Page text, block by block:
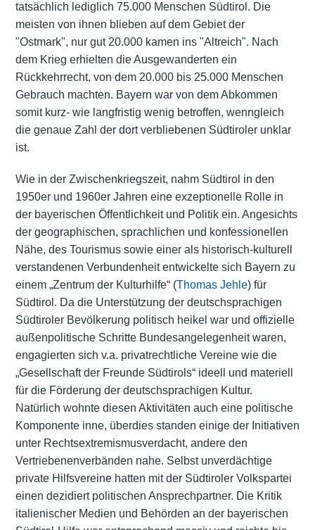
tatsächlich lediglich 75.000 Menschen Südtirol. Die
meisten von ihnen blieben auf dem Gebiet der
"Ostmark", nur gut 20.000 kamen ins "Altreich". Nach
dem Krieg erhielten die Ausgewanderten ein
Rückkehrrecht, von dem 20.000 bis 25.000 Menschen
Gebrauch machten. Bayern war von dem Abkommen
somit kurz- wie langfristig wenig betroffen, wenngleich
die genaue Zahl der dort verbliebenen Südtiroler unklar
ist.
Wie in der Zwischenkriegszeit, nahm Südtirol in den
1950er und 1960er Jahren eine exzeptionelle Rolle in
der bayerischen Öffentlichkeit und Politik ein. Angesichts
der geographischen, sprachlichen und konfessionellen
Nähe, des Tourismus sowie einer als historisch-kulturell
verstandenen Verbundenheit entwickelte sich Bayern zu
einem „Zentrum der Kulturhilfe“ (Thomas Jehle) für
Südtirol. Da die Unterstützung der deutschsprachigen
Südtiroler Bevölkerung politisch heikel war und offizielle
außenpolitische Schritte Bundesangelegenheit waren,
engagierten sich v.a. privatrechtliche Vereine wie die
„Gesellschaft der Freunde Südtirols“ ideell und materiell
für die Förderung der deutschsprachigen Kultur.
Natürlich wohnte diesen Aktivitäten auch eine politische
Komponente inne, überdies standen einige der Initiativen
unter Rechtsextremismusverdacht, andere den
Vertriebenenverbänden nahe. Selbst unverdächtige
private Hilfsvereine hatten mit der Südtiroler Volkspartei
einen dezidiert politischen Ansprechpartner. Die Kritik
italienischer Medien und Behörden an der bayerischen